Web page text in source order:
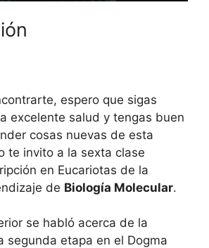
espero que sigas
excelente salud y tengas buen
cosas nuevas de esta
te invito a la sexta clase
en Eucariotas de la
de Biología Molecular.
se habló acerca de la
segunda etapa en el Dogma